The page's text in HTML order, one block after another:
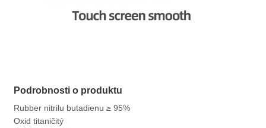
Podrobnosti o produktu
Rubber nitrilu butadienu ≥ 95%
Oxid titaničitý